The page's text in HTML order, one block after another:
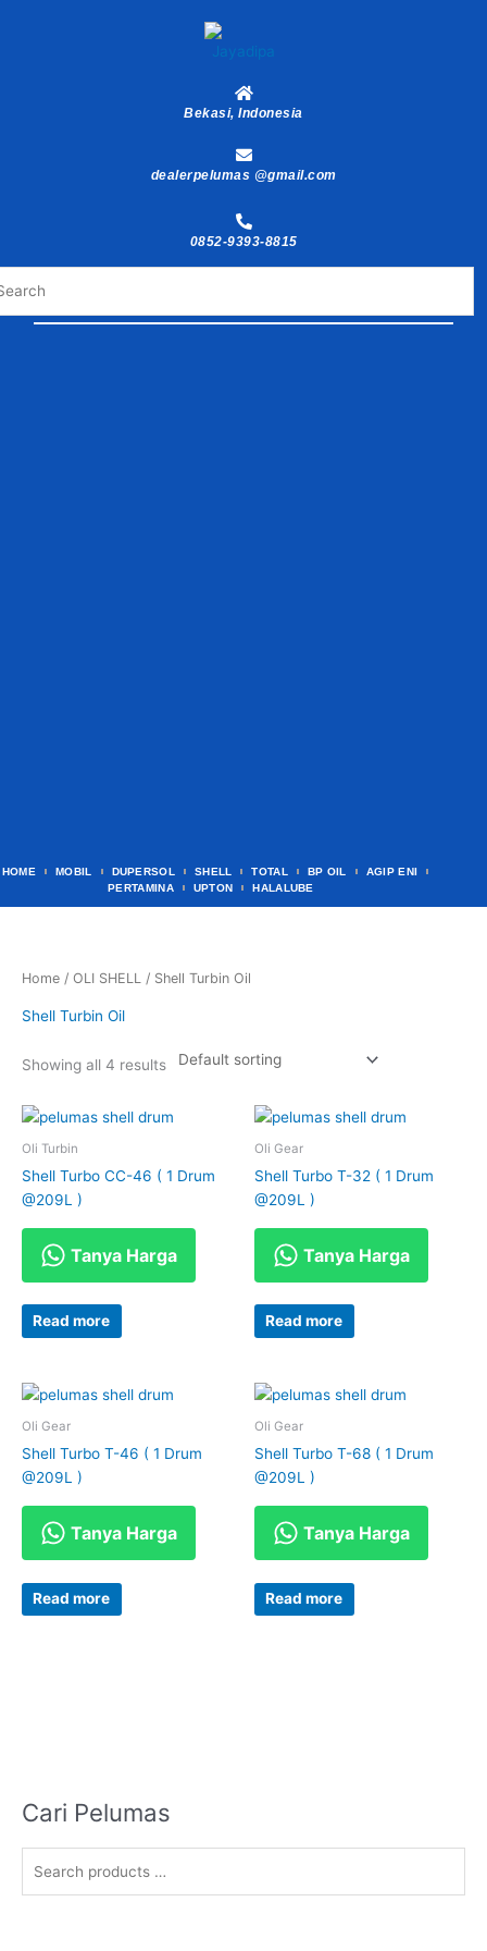
Bekasi, Indonesia
dealerpelumas @gmail.com
0852-9393-8815
HOME MOBIL DUPERSOL SHELL TOTAL BP OIL
AGIP ENI
PERTAMINA
UPTON HALALUBE
Home / OLI SHELL / Shell Turbin Oil
Shell Turbin Oil
Showing all 4 results
Oli Turbin
Shell Turbo CC-46 ( 1 Drum
@209L )
Tanya Harga
Read more
Oli Gear
Shell Turbo T-32 ( 1 Drum
@209L )
Tanya Harga
Read more
Oli Gear
Shell Turbo T-46 ( 1 Drum
@209L )
Tanya Harga
Read more
Oli Gear
Shell Turbo T-68 ( 1 Drum
@209L )
Tanya Harga
Read more
Cari Pelumas